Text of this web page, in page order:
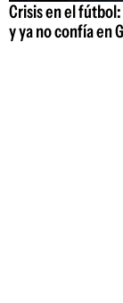
Crisis en el
y ya no confía en